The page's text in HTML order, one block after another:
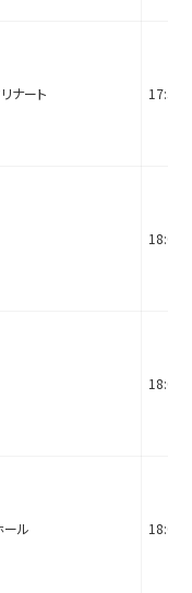
ナート 17:30
18:00
18:00
ール 18:00